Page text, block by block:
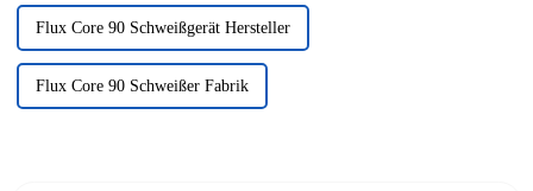
Flux Core 90 Schweißgerät Hersteller
Flux Core 90 Schweißer Fabrik